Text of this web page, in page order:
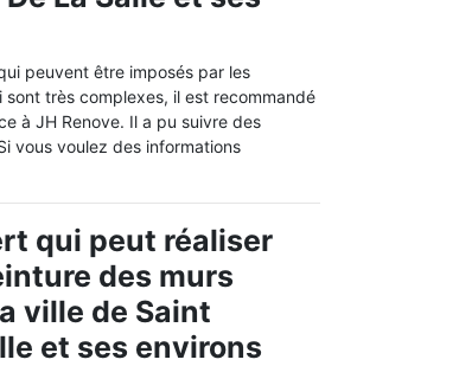
peuvent être imposés par les
très complexes, il est recommandé
à JH Renove. Il a pu suivre des
vous voulez des informations
qui peut réaliser
des murs
ville de Saint
et ses environs